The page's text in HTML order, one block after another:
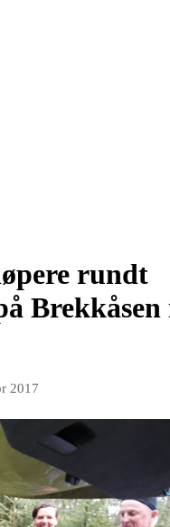
rundt
Brekkåsen
2017